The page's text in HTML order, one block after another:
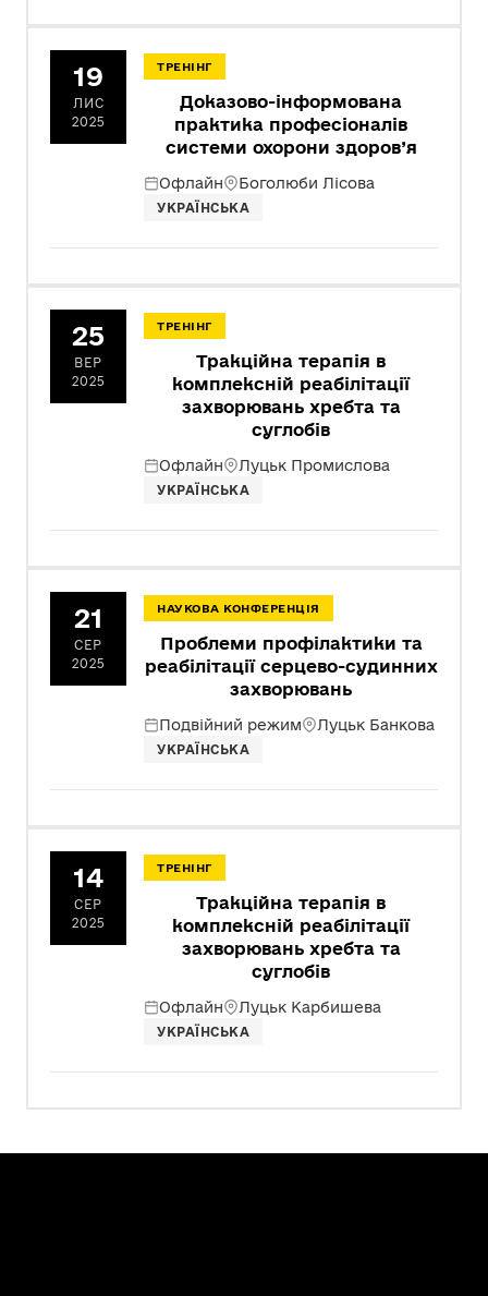
19
ЛИС
2025
ТРЕНІНГ
Доказово-інформована
практика професіоналів
системи охорони здоров’я
Офлайн Боголюби Лісова
УКРАЇНСЬКА
25
ВЕР
2025
ТРЕНІНГ
Тракційна терапія в
комплексній реабілітації
захворювань хребта та
суглобів
Офлайн Луцьк Промислова
УКРАЇНСЬКА
21
СЕР
2025
НАУКОВА КОНФЕРЕНЦІЯ
Проблеми профілактики та
реабілітації серцево-судинних
захворювань
Подвійний режим Луцьк Банкова
УКРАЇНСЬКА
14
СЕР
2025
ТРЕНІНГ
Тракційна терапія в
комплексній реабілітації
захворювань хребта та
суглобів
Офлайн Луцьк Карбишева
УКРАЇНСЬКА